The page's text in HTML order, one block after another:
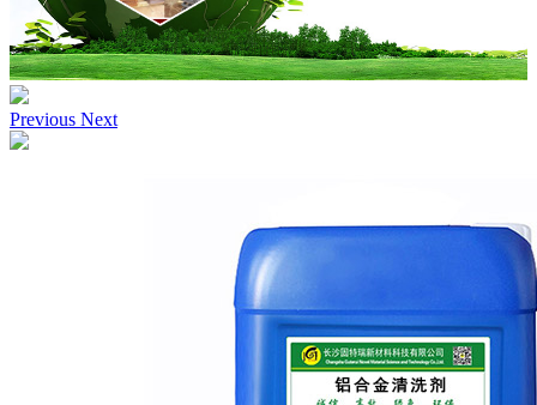
Previous Next